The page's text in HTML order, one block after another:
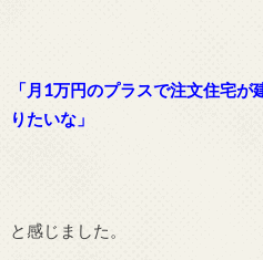
「月1万円のプラスで注文住宅
りたいな」
と感じました。